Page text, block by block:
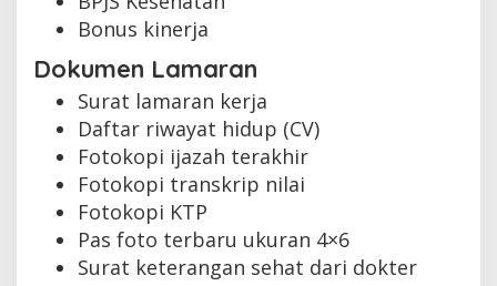
Bonus kinerja
Dokumen Lamaran
Surat lamaran kerja
Daftar riwayat hidup (CV)
Fotokopi ijazah terakhir
Fotokopi transkrip nilai
Fotokopi KTP
Pas foto terbaru ukuran 4×6
Surat keterangan sehat dari dokter